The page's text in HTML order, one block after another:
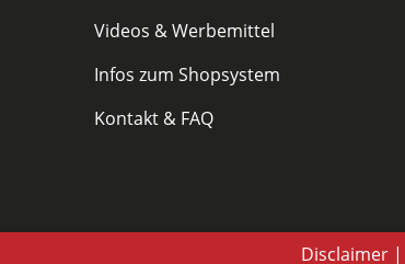
Videos & Werbemittel
Infos zum Shopsystem
Kontakt & FAQ
Disclaimer|